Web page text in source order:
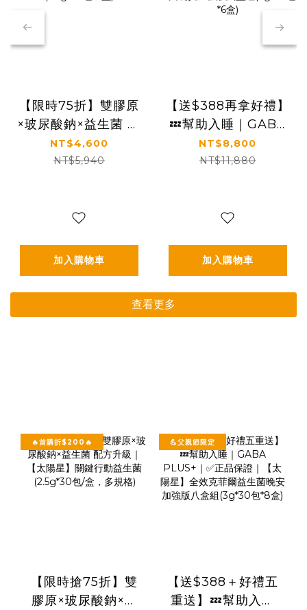
【限時75折】雙膠原
×玻尿酸鈉×益生菌 配
方升級｜【太陽星】
關鍵行動益生菌三盒
NT$4,600
NT$5,940
加入購物車
【送$388再拿好禮】
💤幫助入睡｜GABA
PLUS+｜✅正品保證
｜【太陽星】全效克
盒)
NT$8,800
NT$11,880
加入購物車
查看更多
🔥首購折$200🔥
【限時搶75折】雙
膠原×玻尿酸鈉×益
💪父親節限定
【送$388＋好禮五
重送】💤幫助入睡